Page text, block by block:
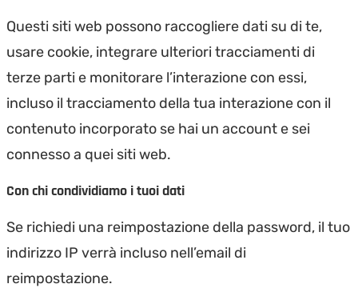
Questi siti web possono raccogliere dati su di te,
usare cookie, integrare ulteriori tracciamenti di
terze parti e monitorare l’interazione con essi,
incluso il tracciamento della tua interazione con il
contenuto incorporato se hai un account e sei
connesso a quei siti web.
Con chi condividiamo i tuoi dati
Se richiedi una reimpostazione della password, il tuo
indirizzo IP verrà incluso nell’email di
reimpostazione.